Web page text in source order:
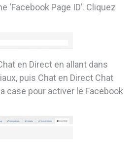
‘Facebook Page ID’. Cliquez
en Direct en allant dans
puis Chat en Direct Chat
case pour activer le Facebook